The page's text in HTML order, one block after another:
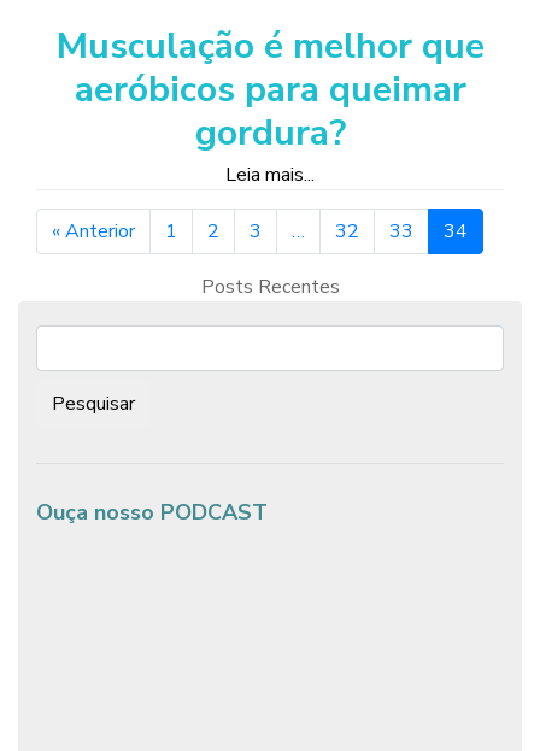
Musculação é melhor que
aeróbicos para queimar
gordura?
Leia mais...
« Anterior 1 2 3 … 32 33 34
Posts Recentes
Ouça nosso PODCAST